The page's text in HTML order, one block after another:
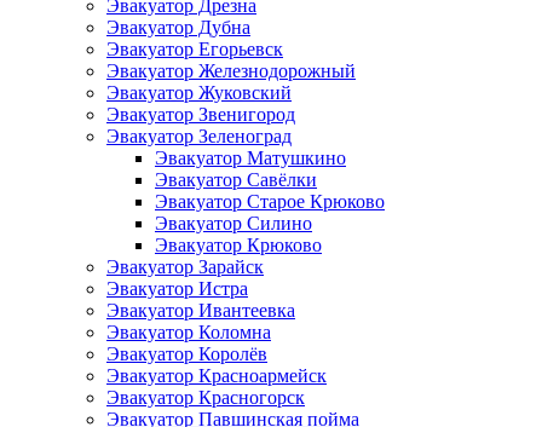
Эвакуатор Дрезна
Эвакуатор Дубна
Эвакуатор Егорьевск
Эвакуатор Железнодорожный
Эвакуатор Жуковский
Эвакуатор Звенигород
Эвакуатор Зеленоград
Эвакуатор Матушкино
Эвакуатор Савёлки
Эвакуатор Старое Крюково
Эвакуатор Силино
Эвакуатор Крюково
Эвакуатор Зарайск
Эвакуатор Истра
Эвакуатор Ивантеевка
Эвакуатор Коломна
Эвакуатор Королёв
Эвакуатор Красноармейск
Эвакуатор Красногорск
Эвакуатор Павшинская пойма